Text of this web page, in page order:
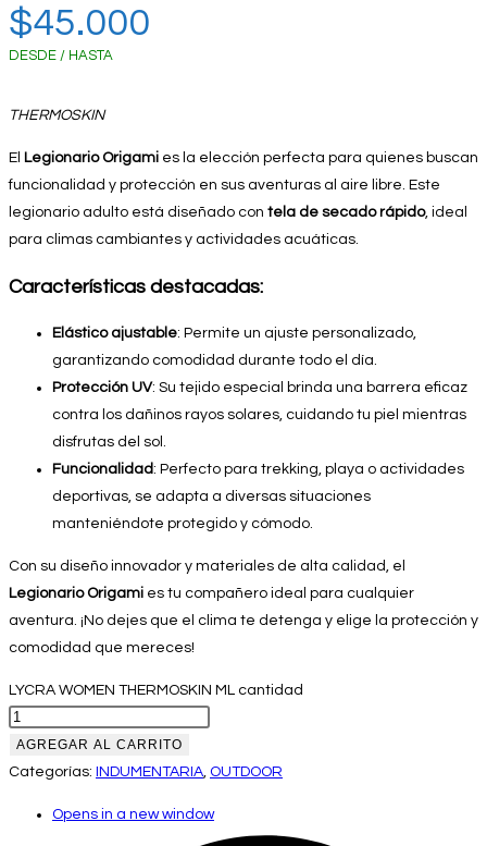
$45.000
DESDE / HASTA
THERMOSKIN
El Legionario Origami es la elección perfecta para quienes buscan
funcionalidad y protección en sus aventuras al aire libre. Este
legionario adulto está diseñado con tela de secado rápido, ideal
para climas cambiantes y actividades acuáticas.
Características destacadas:
Elástico ajustable: Permite un ajuste personalizado,
garantizando comodidad durante todo el día.
Protección UV: Su tejido especial brinda una barrera eficaz
contra los dañinos rayos solares, cuidando tu piel mientras
disfrutas del sol.
Funcionalidad: Perfecto para trekking, playa o actividades
deportivas, se adapta a diversas situaciones
manteniéndote protegido y cómodo.
Con su diseño innovador y materiales de alta calidad, el
Legionario Origami es tu compañero ideal para cualquier
aventura. ¡No dejes que el clima te detenga y elige la protección y
comodidad que mereces!
LYCRA WOMEN THERMOSKIN ML cantidad
AGREGAR AL CARRITO
Categorías:
INDUMENTARIA, OUTDOOR
Opens in a new window